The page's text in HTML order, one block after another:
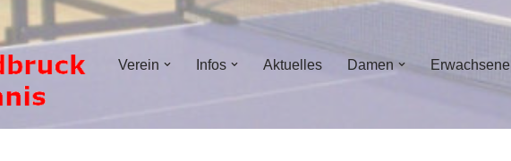
Verein Infos Aktuelles Damen Erwachsene